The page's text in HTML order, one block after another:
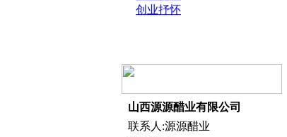
创业抒怀
山西源源醋业有限公司
联系人:源源醋业